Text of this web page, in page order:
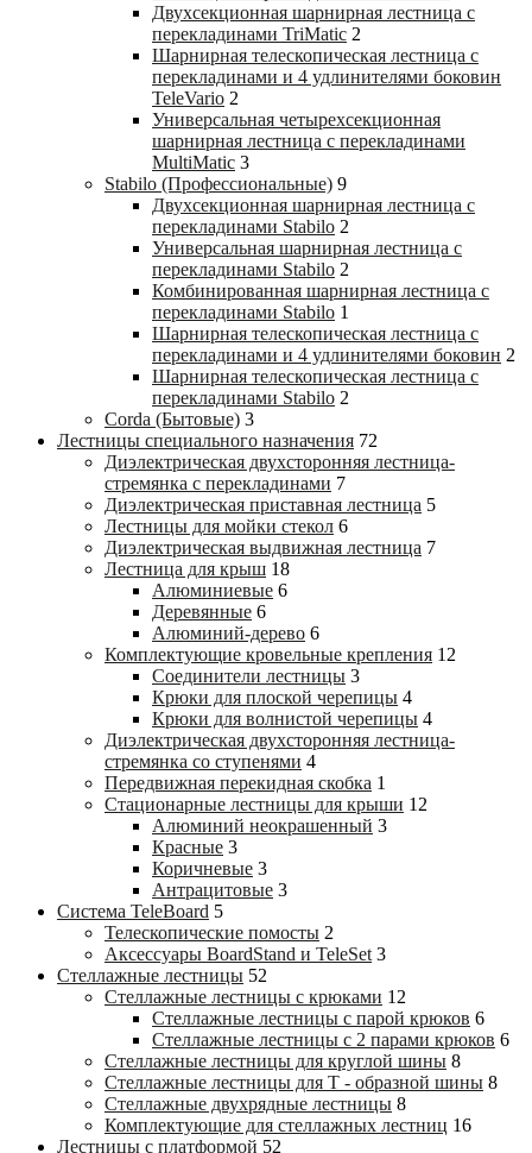
Двухсекционная шарнирная лестница с
перекладинами TriMatic 2
Шарнирная телескопическая лестница с
перекладинами и 4 удлинителями боковин
TeleVario 2
Универсальная четырехсекционная
шарнирная лестница с перекладинами
MultiMatic 3
Stabilo (Профессиональные) 9
Двухсекционная шарнирная лестница с
перекладинами Stabilo 2
Универсальная шарнирная лестница с
перекладинами Stabilo 2
Комбинированная шарнирная лестница с
перекладинами Stabilo 1
Шарнирная телескопическая лестница с
перекладинами и 4 удлинителями боковин 2
Шарнирная телескопическая лестница с
перекладинами Stabilo 2
Corda (Бытовые) 3
Лестницы специального назначения 72
Диэлектрическая двухсторонняя лестница-
стремянка с перекладинами 7
Диэлектрическая приставная лестница 5
Лестницы для мойки стекол 6
Диэлектрическая выдвижная лестница 7
Лестница для крыш 18
Алюминиевые 6
Деревянные 6
Алюминий-дерево 6
Комплектующие кровельные крепления 12
Соединители лестницы 3
Крюки для плоской черепицы 4
Крюки для волнистой черепицы 4
Диэлектрическая двухсторонняя лестница-
стремянка со ступенями 4
Передвижная перекидная скобка 1
Стационарные лестницы для крыши 12
Алюминий неокрашенный 3
Красные 3
Коричневые 3
Антрацитовые 3
Система TeleBoard 5
Телескопические помосты 2
Аксессуары BoardStand и TeleSet 3
Стеллажные лестницы 52
Стеллажные лестницы с крюками 12
Стеллажные лестницы с парой крюков 6
Стеллажные лестницы c 2 парами крюков 6
Стеллажные лестницы для круглой шины 8
Стеллажные лестницы для Т - образной шины 8
Стеллажные двухрядные лестницы 8
Комплектующие для стеллажных лестниц 16
Лестницы с платформой 52